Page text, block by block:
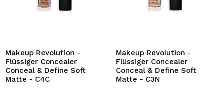
Makeup Revolution -
Flüssiger Concealer
Conceal & Define Soft
Matte - C4C
Makeup Revolution -
Flüssiger Concealer
Conceal & Define Soft
Matte - C3N